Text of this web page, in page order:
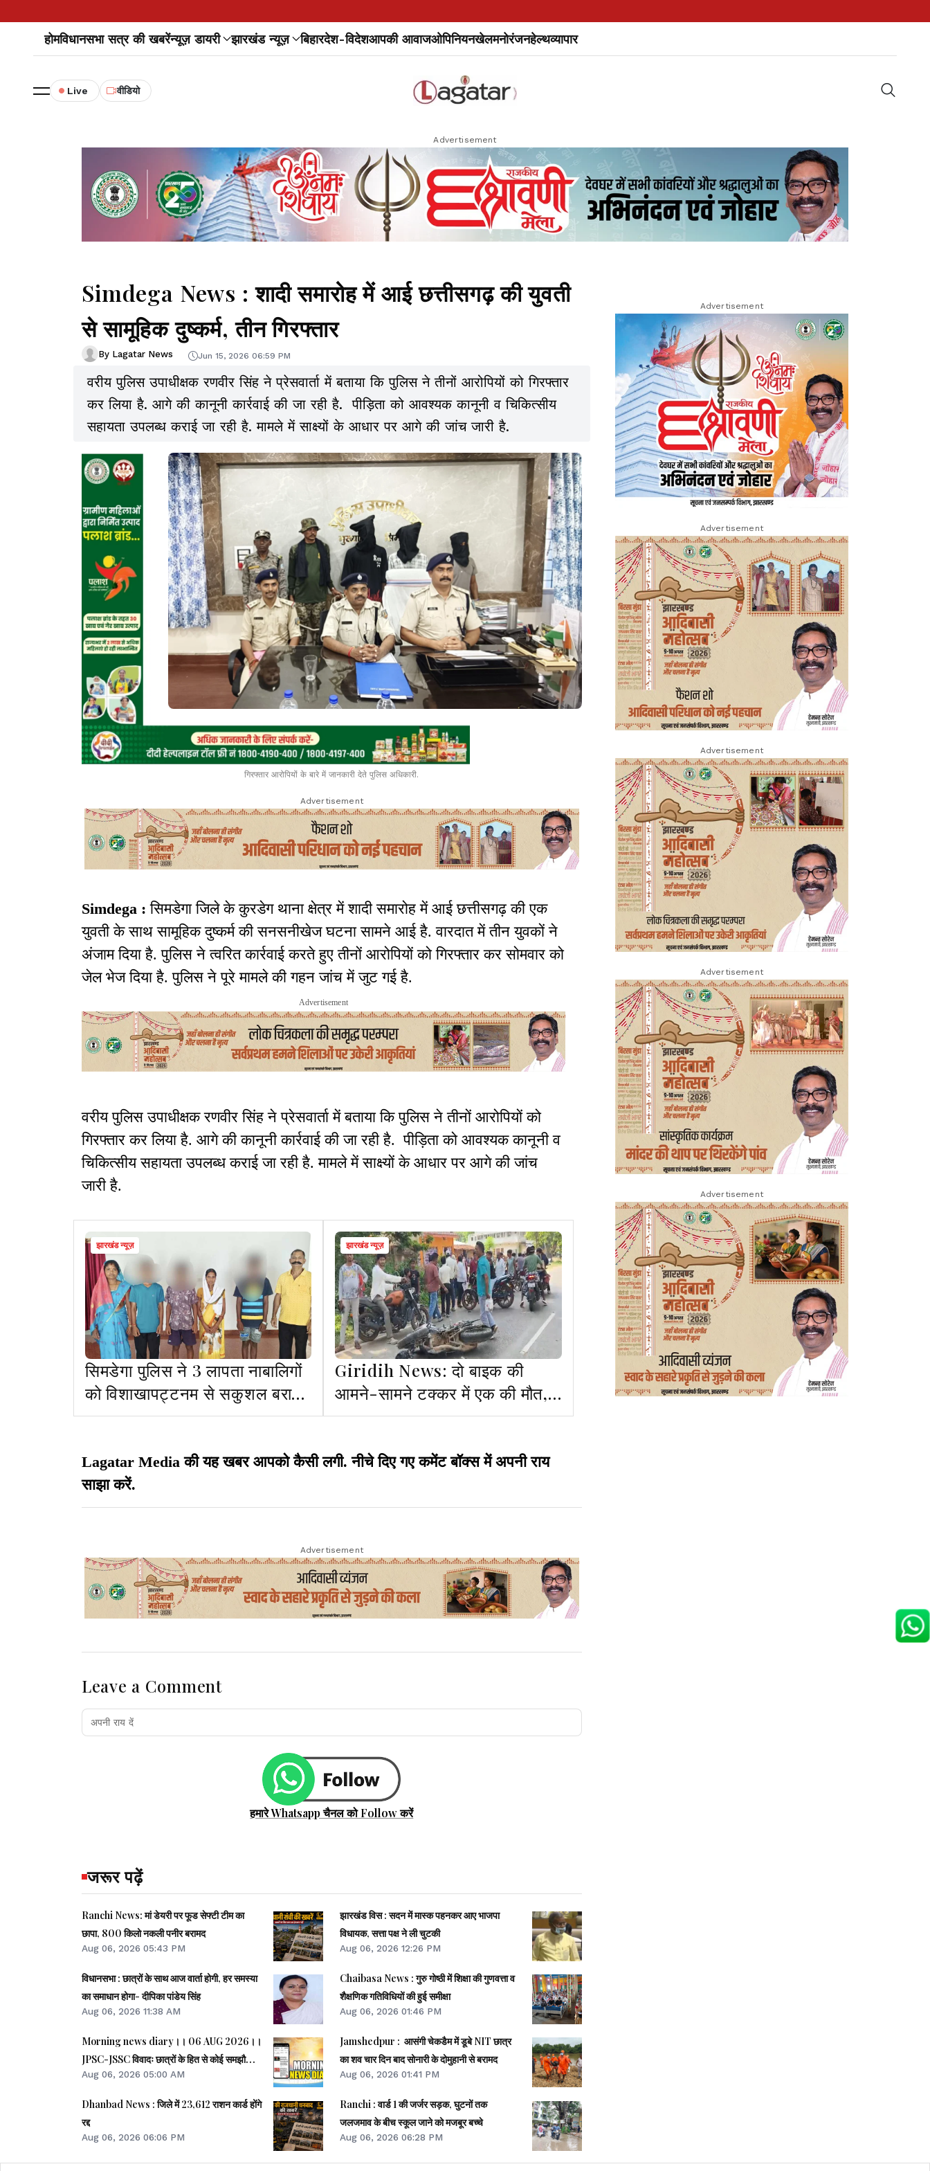
होमविधानसभा सत्र की खबरेंन्यूज़ डायरी झारखंड न्यूज़ बिहारदेश-विदेशआपकी आवाजओपिनियनखेलमनोरंजनहेल्थव्यापार
Live वीडियो
Advertisement
Simdega News : शादी समारोह में आई छत्तीसगढ़ की युवती
से सामूहिक दुष्कर्म, तीन गिरफ्तार
By Lagatar News Jun 15, 2026 06:59 PM
वरीय पुलिस उपाधीक्षक रणवीर सिंह ने प्रेसवार्ता में बताया कि पुलिस ने तीनों आरोपियों को गिरफ्तार
कर लिया है. आगे की कानूनी कार्रवाई की जा रही है. पीड़िता को आवश्यक कानूनी व चिकित्सीय
सहायता उपलब्ध कराई जा रही है. मामले में साक्ष्यों के आधार पर आगे की जांच जारी है.
गिरफ्तार आरोपियों के बारे में जानकारी देते पुलिस अधिकारी.
Advertisement
Simdega : सिमडेगा जिले के कुरडेग थाना क्षेत्र में शादी समारोह में आई छत्तीसगढ़ की एक
युवती के साथ सामूहिक दुष्कर्म की सनसनीखेज घटना सामने आई है. वारदात में तीन युवकों ने
अंजाम दिया है. पुलिस ने त्वरित कार्रवाई करते हुए तीनों आरोपियों को गिरफ्तार कर सोमवार को
जेल भेज दिया है. पुलिस ने पूरे मामले की गहन जांच में जुट गई है.
Advertisement
वरीय पुलिस उपाधीक्षक रणवीर सिंह ने प्रेसवार्ता में बताया कि पुलिस ने तीनों आरोपियों को
गिरफ्तार कर लिया है. आगे की कानूनी कार्रवाई की जा रही है. पीड़िता को आवश्यक कानूनी व
चिकित्सीय सहायता उपलब्ध कराई जा रही है. मामले में साक्ष्यों के आधार पर आगे की जांच
जारी है.
झारखंड न्यूज़
सिमडेगा पुलिस ने 3 लापता नाबालिगों
को विशाखापट्टनम से सकुशल बरामद
किया
झारखंड न्यूज़
Giridih News: दो बाइक की
आमने-सामने टक्कर में एक की मौत,
दो घायल
Lagatar Media की यह खबर आपको कैसी लगी. नीचे दिए गए कमेंट बॉक्स में अपनी राय
साझा करें.
Advertisement
Leave a Comment
हमारे Whatsapp चैनल को Follow करें
जरूर पढ़ें
Ranchi News: मां डेयरी पर फूड सेफ्टी टीम का
छापा, 800 किलो नकली पनीर बरामद
Aug 06, 2026 05:43 PM
विधानसभा : छात्रों के साथ आज वार्ता होगी, हर समस्या
का समाधान होगा- दीपिका पांडेय सिंह
Aug 06, 2026 11:38 AM
Morning news diary।। 06 AUG 2026।।
JPSC-JSSC विवादः छात्रों के हित से कोई समझौता
नहीं- CM।। छात्र आंदोलन के समर्थन में झारखंड
जवाब नहीं देते, चर्चा नहीं होगीः राहुल।। समेत कई
खबरें व वीडियो.
Aug 06, 2026 05:00 AM
Dhanbad News : जिले में 23,612 राशन कार्ड होंगे
रद्द
Aug 06, 2026 06:06 PM
झारखंड विस : सदन में मास्क पहनकर आए भाजपा
विधायक, सत्ता पक्ष ने ली चुटकी
Aug 06, 2026 12:26 PM
Chaibasa News : गुरु गोष्ठी में शिक्षा की गुणवत्ता व
शैक्षणिक गतिविधियों की हुई समीक्षा
Aug 06, 2026 01:46 PM
Jamshedpur : आसंगी चेकडैम में डूबे NIT छात्र
का शव चार दिन बाद सोनारी के दोमुहानी से बरामद
Aug 06, 2026 01:41 PM
Ranchi : वार्ड 1 की जर्जर सड़क, घुटनों तक
जलजमाव के बीच स्कूल जाने को मजबूर बच्चे
Aug 06, 2026 06:28 PM
Advertisement
Advertisement
Advertisement
Advertisement
Advertisement